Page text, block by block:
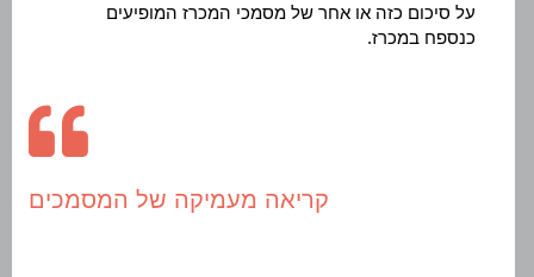
על סיכום כזה או אחר של מסמכי המכרז המופיעים
כנספח במכרז.
קריאה מעמיקה של המסמכים